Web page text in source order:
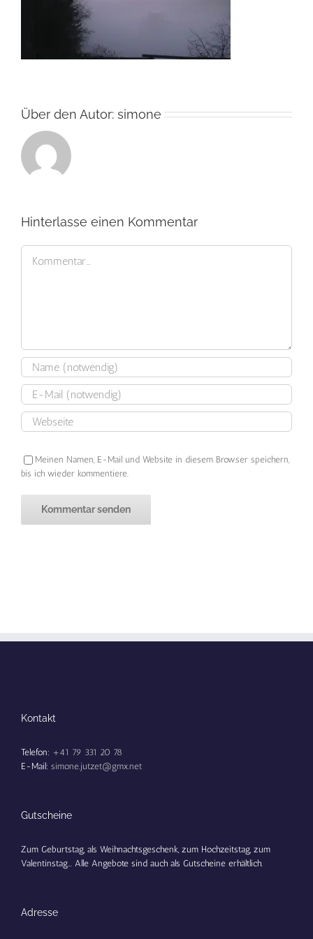
Über den Autor: simone
Hinterlasse einen Kommentar
Kommentar
Meinen Namen, E-Mail und Website in diesem Browser speichern,
bis ich wieder kommentiere.
Kontakt
Telefon: +41 79 331 20 78
E-Mail: simone.jutzet@gmx.net
Gutscheine
Zum Geburtstag, als Weihnachtsgeschenk, zum Hochzeitstag, zum
Valentinstag... Alle Angebote sind auch als Gutscheine erhältlich.
Adresse